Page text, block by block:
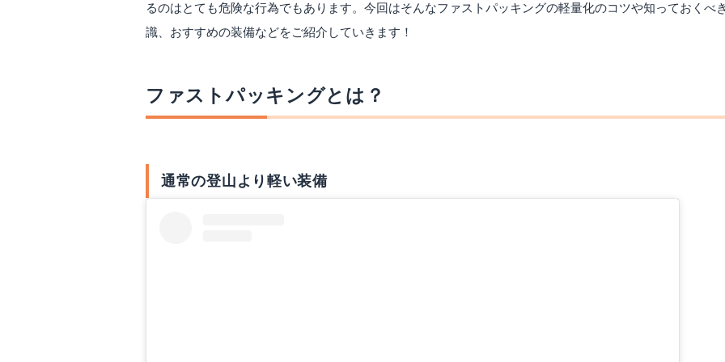
るのはとても危険な行為でもあります。今回はそんなファストパッキングの軽量化のコツや知っておくべ
識、おすすめの装備などをご紹介していきます！
ファストパッキングとは？
通常の登山より軽い装備